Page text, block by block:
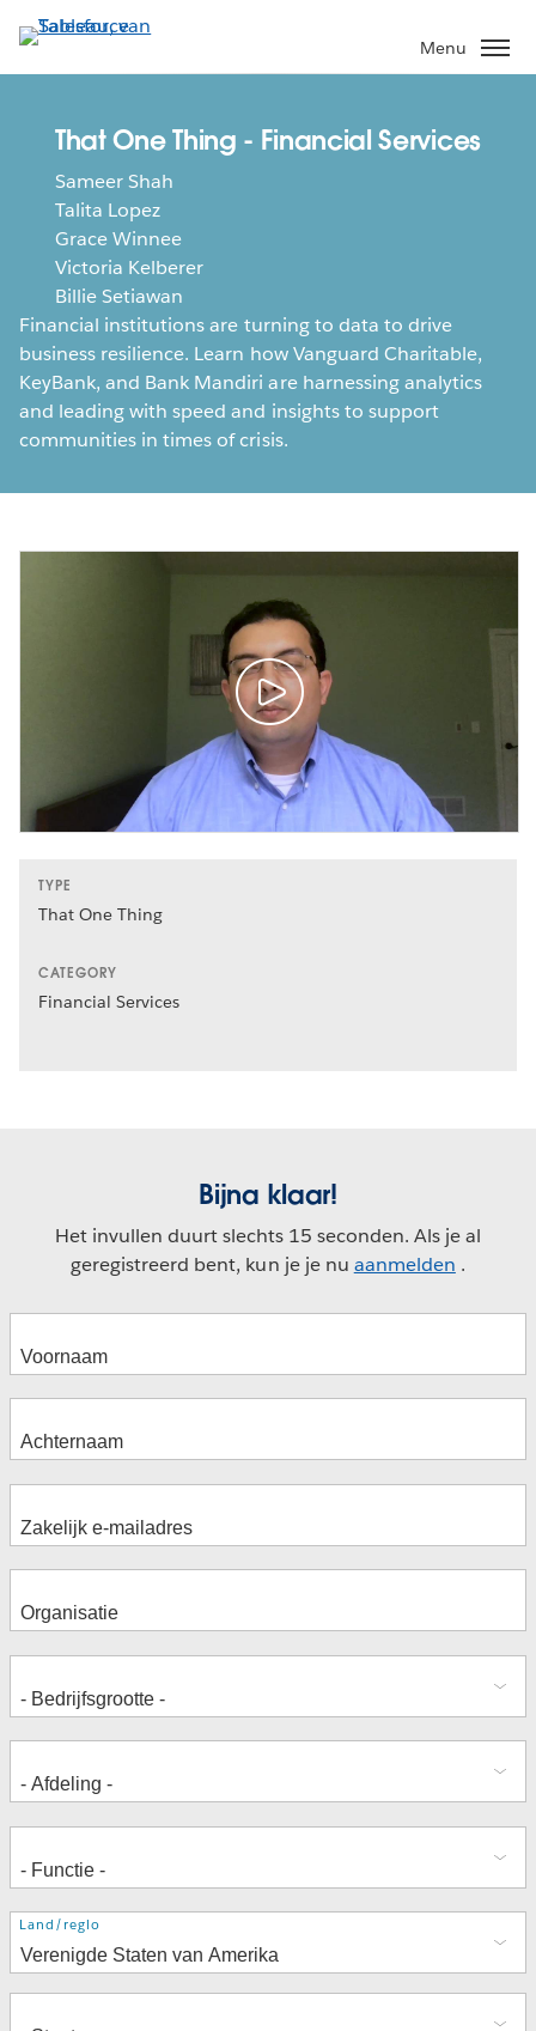
Verder
naar
hoofdinhoud
Menu
That One Thing - Financial Services
Sameer Shah
Talita Lopez
Grace Winnee
Victoria Kelberer
Billie Setiawan
Financial institutions are turning to data to drive
business resilience. Learn how Vanguard Charitable,
KeyBank, and Bank Mandiri are harnessing analytics
and leading with speed and insights to support
communities in times of crisis.
TYPE
That One Thing
CATEGORY
Financial Services
Bijna klaar!
Het invullen duurt slechts 15 seconden. Als je al
geregistreerd bent, kun je je nu aanmelden .
Adres
Land/regio